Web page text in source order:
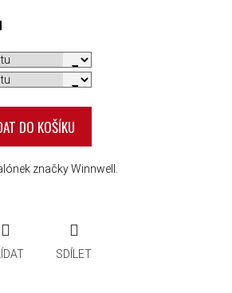
DO KOŠÍKU
značky Winnwell.
SDÍLET